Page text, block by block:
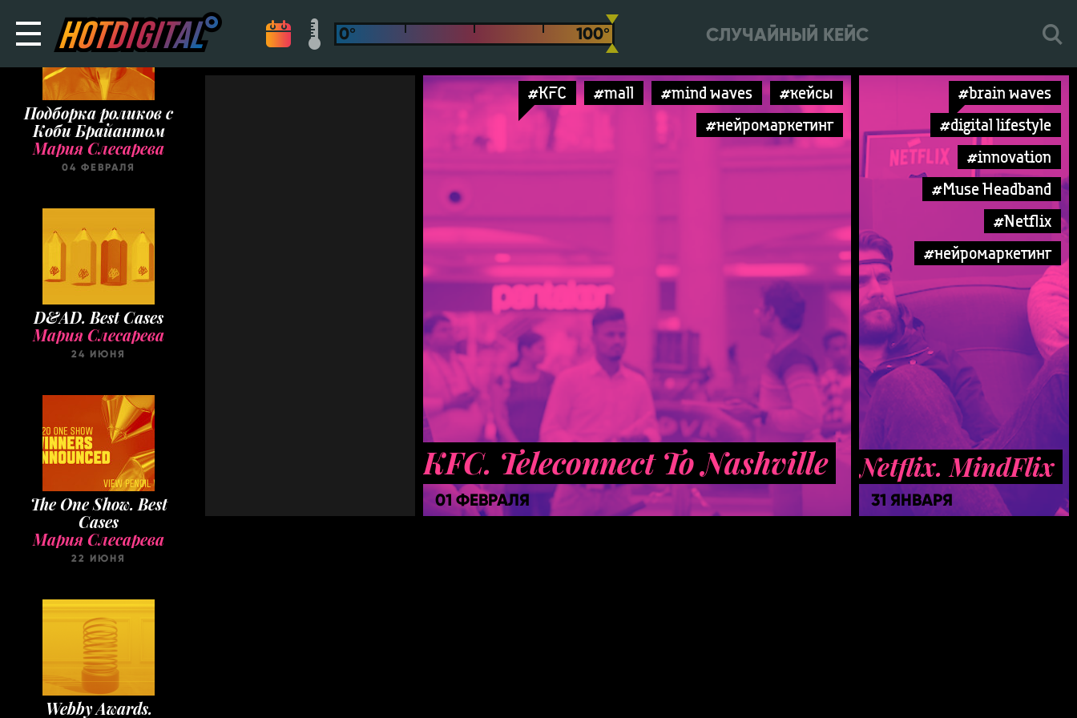
СЛУЧАЙНЫЙ КЕЙС
Подборка роликов с
Коби Брайантом
Мария Слесарева
04 ФЕВРАЛЯ
D&AD. Best Cases
Мария Слесарева
24 ИЮНЯ
The One Show. Best
Cases
Мария Слесарева
22 ИЮНЯ
Webby Awards.
#KFC #mall #mind waves
#кейсы
#нейромаркетинг
KFC. Teleconnect To Nashville
01 ФЕВРАЛЯ
#brain waves
#digital lifestyle
#innovation
#Muse Headband
#Netflix
#нейромаркетинг
Netflix. MindFlix
31 ЯНВАРЯ